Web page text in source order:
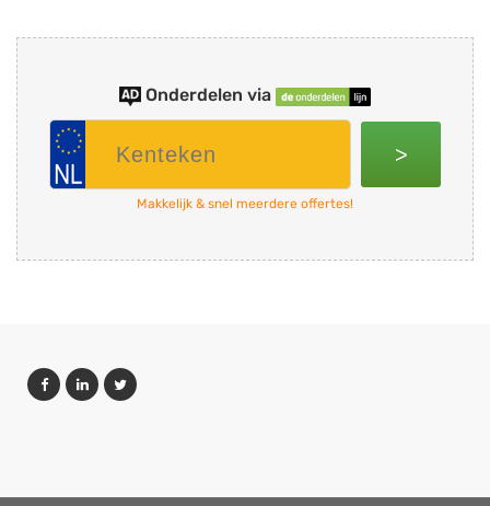
Onderdelen via
>
Makkelijk & snel meerdere offertes!